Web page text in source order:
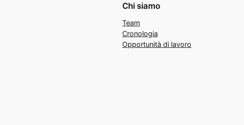
Chi siamo
Team
Cronologia
Opportunità di lavoro